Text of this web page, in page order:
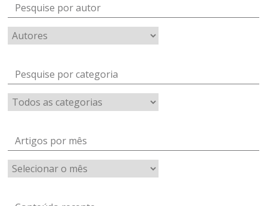
Pesquise por autor
Pesquise por categoria
Artigos por mês
Artigos
por